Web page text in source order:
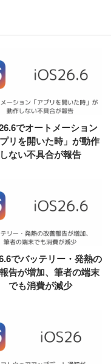
でオートメーション
プリを開いた時」が動作
しない不具合が報告
でバッテリー・発熱の
告が増加、筆者の端末
でも消費が減少